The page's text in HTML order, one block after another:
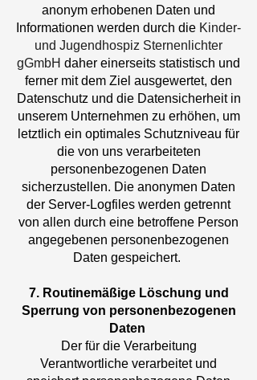
anonym erhobenen Daten und
Informationen werden durch die Kinder-
und Jugendhospiz Sternenlichter
gGmbH daher einerseits statistisch und
ferner mit dem Ziel ausgewertet, den
Datenschutz und die Datensicherheit in
unserem Unternehmen zu erhöhen, um
letztlich ein optimales Schutzniveau für
die von uns verarbeiteten
personenbezogenen Daten
sicherzustellen. Die anonymen Daten
der Server-Logfiles werden getrennt
von allen durch eine betroffene Person
angegebenen personenbezogenen
Daten gespeichert.
7. Routinemäßige Löschung und
Sperrung von personenbezogenen
Daten
Der für die Verarbeitung
Verantwortliche verarbeitet und